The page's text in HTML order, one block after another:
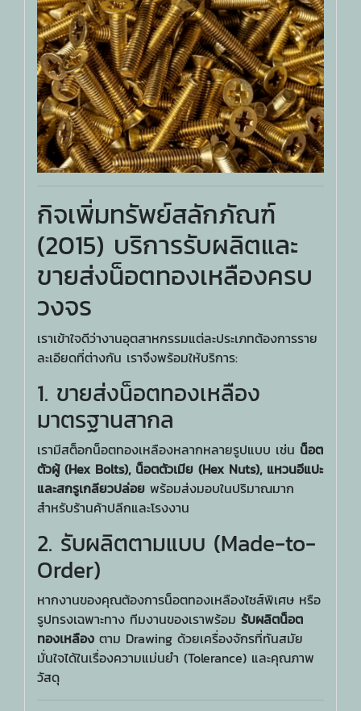
กิจเพิ่มทรัพย์สลักภัณฑ์
(2015) บริการรับผลิตและ
ขายส่งน็อตทองเหลืองครบ
วงจร
เราเข้าใจดีว่างานอุตสาหกรรมแต่ละประเภทต้องการราย
ละเอียดที่ต่างกัน เราจึงพร้อมให้บริการ:
1. ขายส่งน็อตทองเหลือง
มาตรฐานสากล
เรามีสต็อกน็อตทองเหลืองหลากหลายรูปแบบ เช่น น็อต
ตัวผู้ (Hex Bolts), น็อตตัวเมีย (Hex Nuts), แหวนอีแปะ
และสกรูเกลียวปล่อย พร้อมส่งมอบในปริมาณมาก
สำหรับร้านค้าปลีกและโรงงาน
2. รับผลิตตามแบบ (Made-to-
Order)
หากงานของคุณต้องการน็อตทองเหลืองไซส์พิเศษ หรือ
รูปทรงเฉพาะทาง ทีมงานของเราพร้อม รับผลิตน็อต
ทองเหลือง ตาม Drawing ด้วยเครื่องจักรที่ทันสมัย
มั่นใจได้ในเรื่องความแม่นยำ (Tolerance) และคุณภาพ
วัสดุ